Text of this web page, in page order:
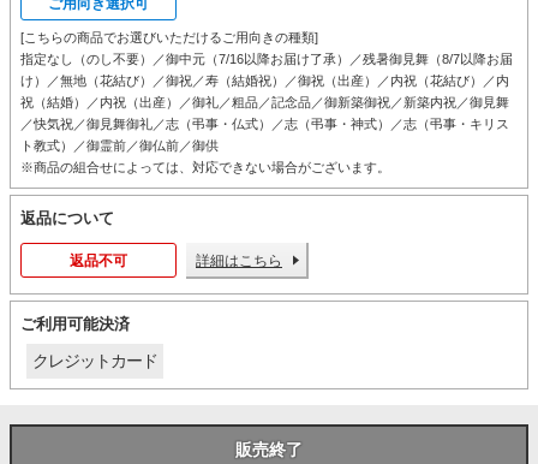
ご用向き選択可
[こちらの商品でお選びいただけるご用向きの種類]
指定なし（のし不要）／御中元（7/16以降お届け了承）／残暑御見舞（8/7以降お届
け）／無地（花結び）／御祝／寿（結婚祝）／御祝（出産）／内祝（花結び）／内
祝（結婚）／内祝（出産）／御礼／粗品／記念品／御新築御祝／新築内祝／御見舞
／快気祝／御見舞御礼／志（弔事・仏式）／志（弔事・神式）／志（弔事・キリス
ト教式）／御霊前／御仏前／御供
※商品の組合せによっては、対応できない場合がございます。
返品について
返品不可 詳細はこちら
ご利用可能決済
クレジットカード
販売終了